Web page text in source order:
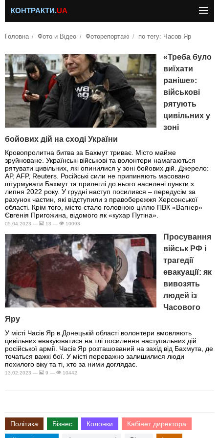
КОНТРАКТИ.UA
Головна Фото и Відео Фоторепортажі по тегу: Часов Яр
«Треба було
виїхати
раніше»:
військові
рятують
цивільних у
зоні
бойових дій на сході України
Кровопролитна битва за Бахмут триває. Місто майже
зруйноване. Українські військові та волонтери намагаються
рятувати цивільних, які опинилися у зоні бойових дій. Джерело:
AP, AFP, Reuters. Російські сили не припиняють масовано
штурмувати Бахмут та прилеглі до нього населені пункти з
липня 2022 року. У грудні наступ посилився – передусім за
рахунок частин, які відступили з правобережжя Херсонської
області. Крім того, місто стало головною ціллю ПВК «Вагнер»
Євгенія Пригожина, відомого як «кухар Путіна».
05.04.2023 — 13 — 10093
Просування
військ РФ і
трагедії
евакуації: як
вивозять
людей із
Часового
Яру
У місті Часів Яр в Донецькій області волонтери вмовляють
цивільних евакуюватися на тлі посилення наступальних дій
російської армії. Часів Яр розташований на захід від Бахмута, де
точаться важкі бої. У місті переважно залишилися люди
похилого віку та ті, хто за ними доглядає.
13.02.2023 — 9 — 10442
Політика Бізнес Колонки Кабінет директора